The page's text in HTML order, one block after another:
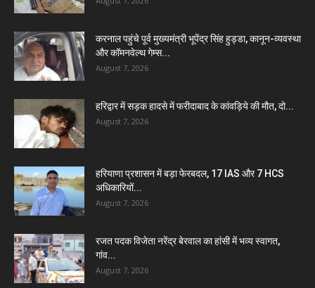
करनाल पहुंचे पूर्व मुख्यमंत्री भूपेंद्र सिंह हुड्डा, कानून-व्यवस्था
और कॉमनवेल्थ गेम्स...
August 7, 2026
हरिद्वार में सड़क हादसे में फरीदाबाद के कांवड़िये की मौत, दो...
August 7, 2026
हरियाणा प्रशासन में बड़ा फेरबदल, 17 IAS और 7 HCS
अधिकारियों...
August 7, 2026
रजत पदक विजेता नरेंद्र बेरवाल का हांसी में भव्य स्वागत,
गांव...
August 7, 2026